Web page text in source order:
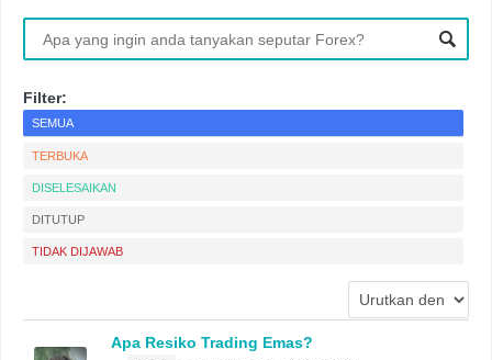
Filter:
SEMUA
TERBUKA
DISELESAIKAN
DITUTUP
TIDAK DIJAWAB
Apa Resiko Trading Emas?